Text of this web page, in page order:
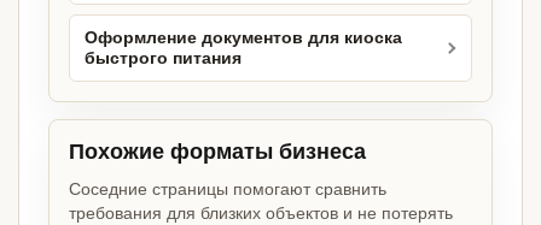
Оформление документов для киоска
быстрого питания
Похожие форматы бизнеса
Соседние страницы помогают сравнить
требования для близких объектов и не потерять